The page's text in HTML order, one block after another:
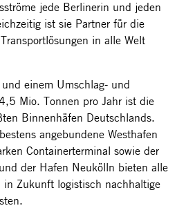
jede Berlinerin und jeden
ist sie Partner für die
in alle Welt
einem Umschlag- und
Mio. Tonnen pro Jahr ist die
Binnenhäfen Deutschlands.
angebundene Westhafen
Containerterminal sowie der
der Hafen Neukölln bieten alle
in Zukunft logistisch nachhaltige